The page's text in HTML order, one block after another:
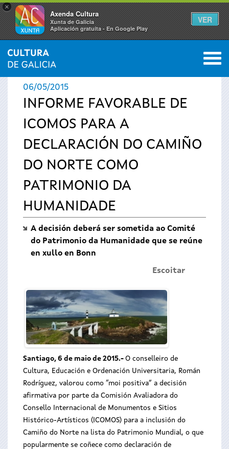
×
Axenda Cultura
Xunta de Galicia
Aplicación gratuíta - En Google Play
VER
Vostede
está
aquí
INICIO › ACTUALIDADE 0
06/05/2015
INFORME FAVORABLE DE
ICOMOS PARA A
DECLARACIÓN DO CAMIÑO
DO NORTE COMO
PATRIMONIO DA
HUMANIDADE
A decisión deberá ser sometida ao Comité
do Patrimonio da Humanidade que se reúne
en xullo en Bonn
Escoitar
Santiago, 6 de maio de 2015.- O conselleiro de
Cultura, Educación e Ordenación Universitaria, Román
Rodríguez, valorou como “moi positiva” a decisión
afirmativa por parte da Comisión Avaliadora do
Consello Internacional de Monumentos e Sitios
Histórico-Artísticos (ICOMOS) para a inclusión do
Camiño do Norte na lista do Patrimonio Mundial, o que
popularmente se coñece como declaración de